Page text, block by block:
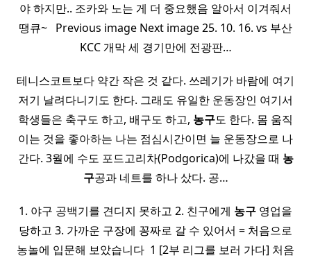
야 하지만.. 조카와 노는 게 더 중요했음 알아서 이겨줘서
땡큐~ ​ ​ Previous image Next image 25. 10. 16. vs 부산
KCC 개막 세 경기만에 전광판…
테니스코트보다 약간 작은 것 같다. 쓰레기가 바람에 여기
저기 날려다니기도 한다. 그래도 유일한 운동장인 여기서
학생들은 축구도 하고, 배구도 하고, 농구도 한다. 몸 움직
이는 것을 좋아하는 나는 점심시간이면 늘 운동장으로 나
간다. 3월에 수도 포드고리차(Podgorica)에 나갔을 때 농
구공과 네트를 하나 샀다. 공…
1. 야구 공백기를 견디지 못하고 2. 친구에게 농구 영업을
당하고 3. 가까운 구장에 꽁짜로 갈 수 있어서 = 처음으로
농놀에 입문해 보았습니다 ​ 1 [2부 리그를 보러 가다] 처음